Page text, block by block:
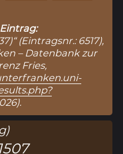
(Eintragsnr.: 6517),
– Datenbank zur
Fries,